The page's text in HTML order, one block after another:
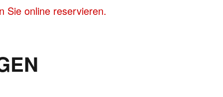
Sie online reservieren.